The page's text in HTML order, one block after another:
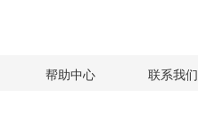
帮助中心 联系我们